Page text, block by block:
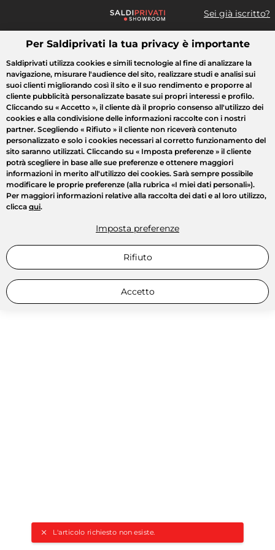
Sei già iscritto?
Cosa cerchi?
L'articolo richiesto non esiste.
Tutte le vendite Moda Casa Bellezza Elettrodomestici
Per Saldiprivati la tua privacy è importante
Saldiprivati utilizza cookies e simili tecnologie al fine di analizzare la
navigazione, misurare l'audience del sito, realizzare studi e analisi sui
suoi clienti migliorando così il sito e il suo rendimento e proporre al
cliente pubblicità personalizzate basate sui propri interessi e profilo.
Cliccando su « Accetto », il cliente dà il proprio consenso all'utilizzo dei
cookies e alla condivisione delle informazioni raccolte con i nostri
partner. Scegliendo « Rifiuto » il cliente non riceverà contenuto
personalizzato e solo i cookies necessari al corretto funzionamento del
sito saranno utilizzati. Cliccando su « Imposta preferenze » il cliente
potrà scegliere in base alle sue preferenze e ottenere maggiori
informazioni in merito all'utilizzo dei cookies. Sarà sempre possibile
modificare le proprie preferenze (alla rubrica «I miei dati personali»).
Per maggiori informazioni relative alla raccolta dei dati e al loro utilizzo,
clicca qui.
Imposta preferenze
Rifiuto
Accetto